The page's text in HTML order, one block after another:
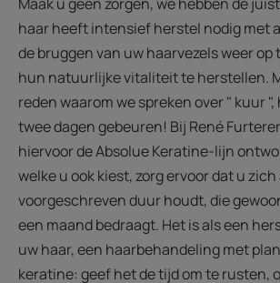
haar heeft intensief herstel nodig met
de bruggen van uw haarvezels weer op
hun natuurlijke vitaliteit te herstellen.
reden waarom we spreken over " kuur
twee dagen gebeuren! Bij René
hiervoor de Absolue Keratine-lijn
welke u ook kiest, zorg ervoor dat u zich
voorgeschreven duur houdt, die
een maand bedraagt. Het is als een
uw haar, een haarbehandeling met
keratine: geef het de tijd om te rusten,